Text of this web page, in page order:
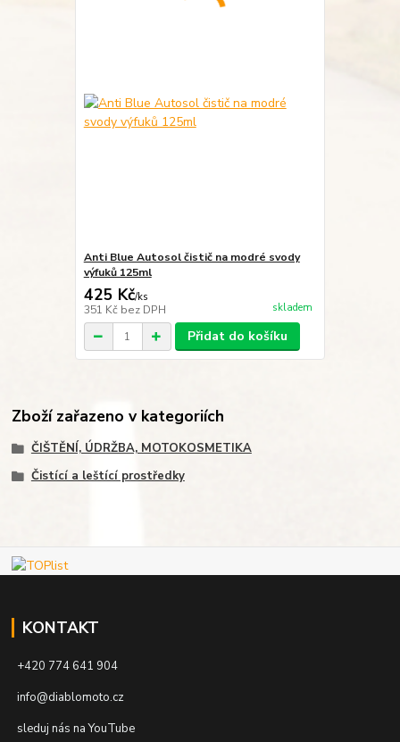
Anti Blue Autosol čistič na modré svody
výfuků 125ml
425 Kč/ks
351 Kč bez DPH skladem
Přidat do košíku
Zboží zařazeno v kategoriích
ČIŠTĚNÍ, ÚDRŽBA, MOTOKOSMETIKA
Čistící a leštící prostředky
KONTAKT
+420 774 641 904
info@diablomoto.cz
sleduj nás na YouTube